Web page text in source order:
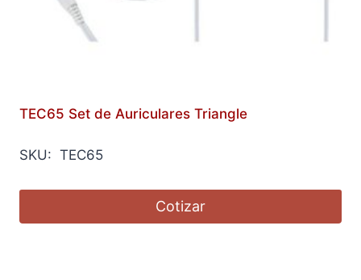
TEC65 Set de Auriculares Triangle
SKU: TEC65
Cotizar